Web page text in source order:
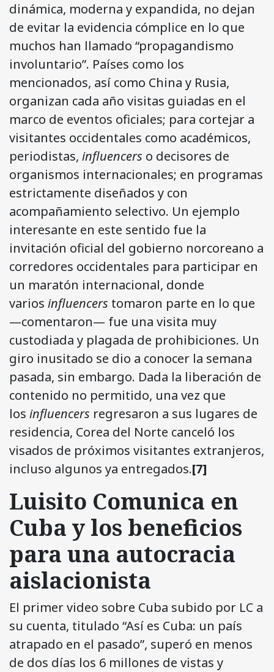
dinámica, moderna y expandida, no dejan
de evitar la evidencia cómplice en lo que
muchos han llamado “propagandismo
involuntario”. Países como los
mencionados, así como China y Rusia,
organizan cada año visitas guiadas en el
marco de eventos oficiales; para cortejar a
visitantes occidentales como académicos,
periodistas, influencers o decisores de
organismos internacionales; en programas
estrictamente diseñados y con
acompañamiento selectivo. Un ejemplo
interesante en este sentido fue la
invitación oficial del gobierno norcoreano a
corredores occidentales para participar en
un maratón internacional, donde
varios influencers tomaron parte en lo que
—comentaron— fue una visita muy
custodiada y plagada de prohibiciones. Un
giro inusitado se dio a conocer la semana
pasada, sin embargo. Dada la liberación de
contenido no permitido, una vez que
los influencers regresaron a sus lugares de
residencia, Corea del Norte canceló los
visados de próximos visitantes extranjeros,
incluso algunos ya entregados.[7]
Luisito Comunica en
Cuba y los beneficios
para una autocracia
aislacionista
El primer video sobre Cuba subido por LC a
su cuenta, titulado “Así es Cuba: un país
atrapado en el pasado”, superó en menos
de dos días los 6 millones de vistas y